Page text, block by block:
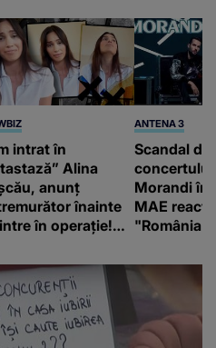
intrat în
Alina
anunț
înainte
în operație!
emoționant
ANTENA 3
Scandal
Morandi în
MAE
"România
a Georgiei"